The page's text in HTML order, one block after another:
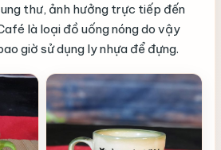
thư, ảnh hưởng trực tiếp đến
là loại đồ uống nóng do vậy
giờ sử dụng ly nhựa để đựng.